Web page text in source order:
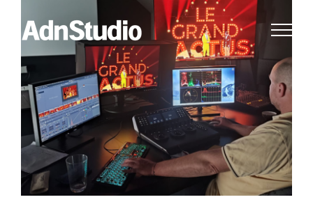
contenu
l'image
agrandie